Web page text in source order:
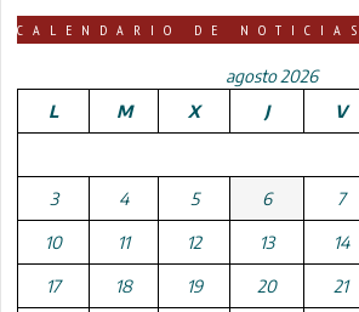
CALENDARIO DE NOTICIAS
agosto 2026
L
M X J V
3 4 5 6 7
10 11 12 13 14
17 18 19 20 21